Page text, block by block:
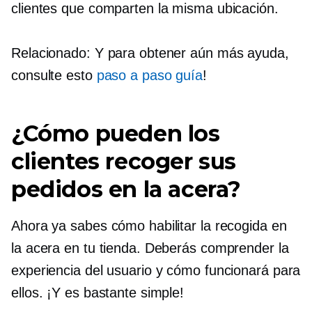
clientes que comparten la misma ubicación.
Relacionado: Y para obtener aún más ayuda,
consulte esto paso a pasoguía!
¿Cómo pueden los
clientes recoger sus
pedidos en la acera?
Ahora ya sabes cómo habilitar la recogida en
la acera en tu tienda. Deberás comprender la
experiencia del usuario y cómo funcionará para
ellos. ¡Y es bastante simple!